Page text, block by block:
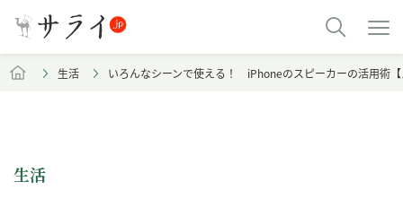
生活 いろんなシーンで使える！ iPhoneのスピーカーの活用術
生活